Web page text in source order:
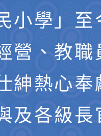
小學」
營、教職
紳熱心奉
及各級長